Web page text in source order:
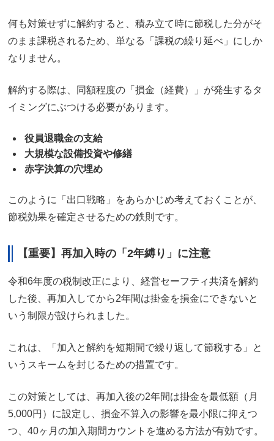
何も対策せずに解約すると、積み立て時に節税した分がそ
のまま課税されるため、単なる「課税の繰り延べ」にしか
なりません。
解約する際は、同額程度の「損金（経費）」が発生するタ
イミングにぶつける必要があります。
役員退職金の支給
大規模な設備投資や修繕
赤字決算の穴埋め
このように「出口戦略」をあらかじめ考えておくことが、
節税効果を確定させるための鉄則です。
【重要】再加入時の「2年縛り」に注意
令和6年度の税制改正により、経営セーフティ共済を解約
した後、再加入してから2年間は掛金を損金にできないと
いう制限が設けられました。
これは、「加入と解約を短期間で繰り返して節税する」と
いうスキームを封じるための措置です。
この対策としては、再加入後の2年間は掛金を最低額（月
5,000円）に設定し、損金不算入の影響を最小限に抑えつ
つ、40ヶ月の加入期間カウントを進める方法が有効です。